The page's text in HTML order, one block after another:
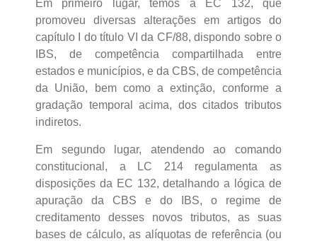
Em primeiro lugar, temos a EC 132, que
promoveu diversas alterações em artigos do
capítulo I do título VI da CF/88, dispondo sobre o
IBS, de competência compartilhada entre
estados e municípios, e da CBS, de competência
da União, bem como a extinção, conforme a
gradação temporal acima, dos citados tributos
indiretos.
Em segundo lugar, atendendo ao comando
constitucional, a LC 214 regulamenta as
disposições da EC 132, detalhando a lógica de
apuração da CBS e do IBS, o regime de
creditamento desses novos tributos, as suas
bases de cálculo, as alíquotas de referência (ou